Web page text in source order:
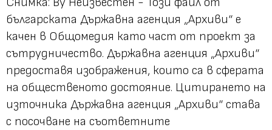
българската Държавна агенция „Архиви“ е
качен в Общомедия като част от проект за
сътрудничество. Държавна агенция „Архиви“
предоставя изображения, които са в сферата
на общественото достояние. Цитирането на
източника Държавна агенция „Архиви“ става
с посочване на съответните